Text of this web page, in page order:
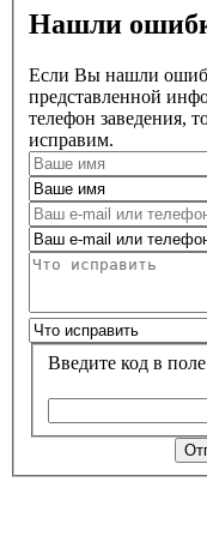
Нашли
Если Вы нашли
представленной
телефон заведения,
исправим.
Введите код в